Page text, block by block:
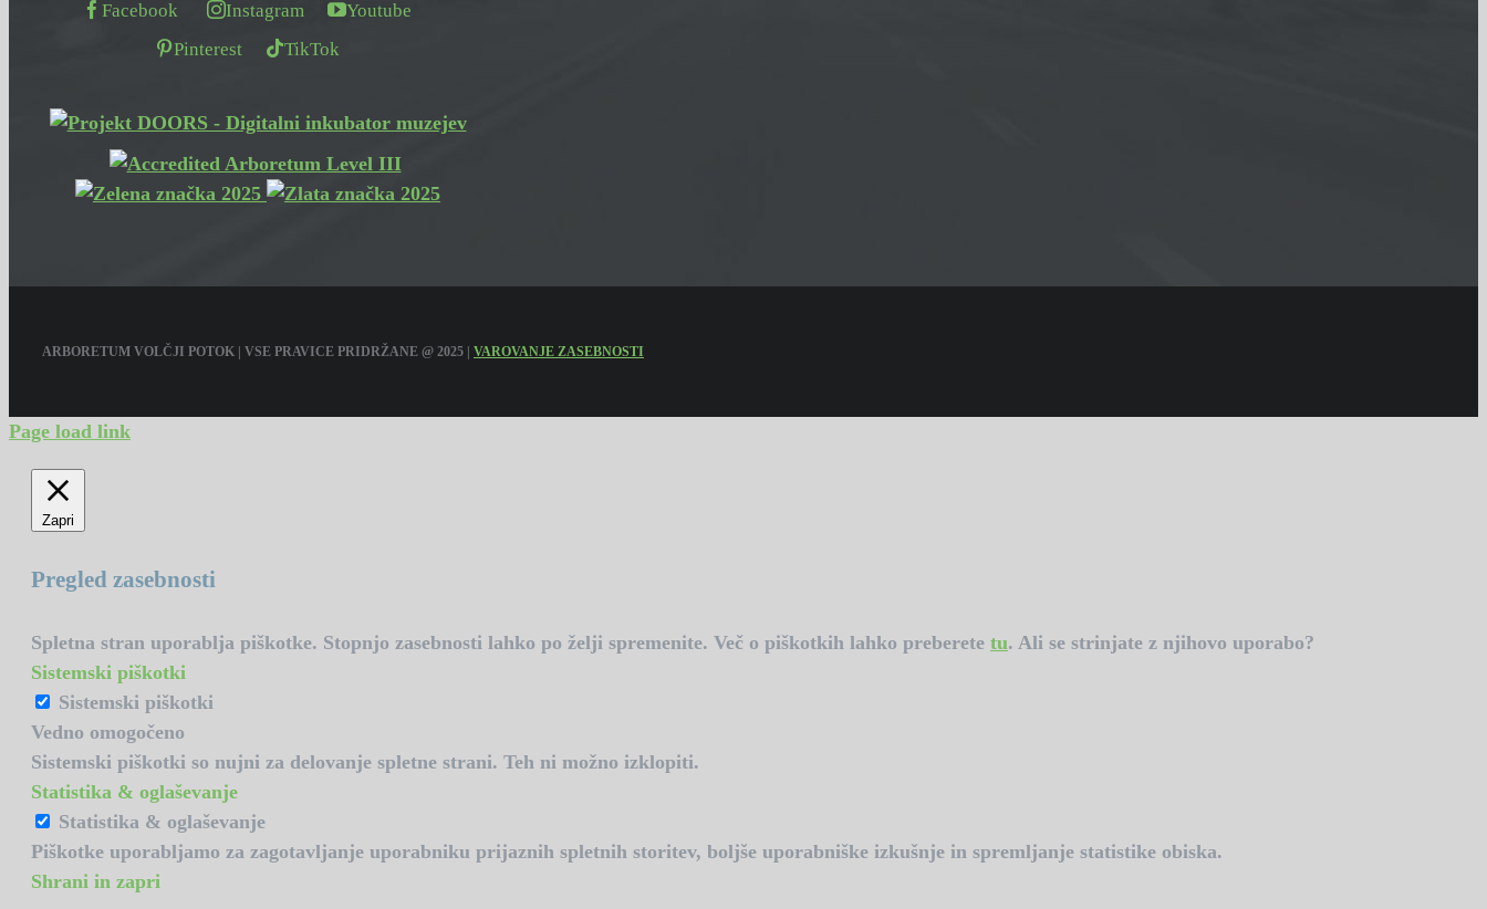
Facebook Instagram Youtube
Pinterest TikTok
ARBORETUM VOLČJI POTOK | VSE PRAVICE PRIDRŽANE @ 2025 | VAROVANJE ZASEBNOSTI
Page load link
Zapri
Pregled zasebnosti
Spletna stran uporablja piškotke. Stopnjo zasebnosti lahko po želji spremenite. Več o piškotkih lahko preberete tu. Ali se strinjate z njihovo uporabo?
Sistemski piškotki
Sistemski piškotki
Vedno omogočeno
Sistemski piškotki so nujni za delovanje spletne strani. Teh ni možno izklopiti.
Statistika & oglaševanje
Statistika & oglaševanje
Piškotke uporabljamo za zagotavljanje uporabniku prijaznih spletnih storitev, boljše uporabniške izkušnje in spremljanje statistike obiska.
Shrani in zapri